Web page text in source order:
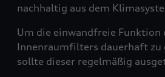
nachhaltig aus dem
Um die einwandfreie Funktion
Innenraumfilters dauerhaft zu
sollte dieser regelmäßig